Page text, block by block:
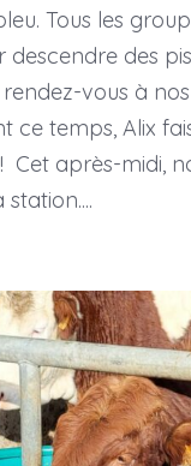
Tous les
descendre des
vous à
ce temps, Alix
Cet après-midi,